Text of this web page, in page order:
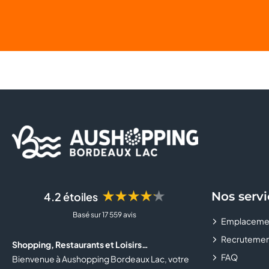
4.2 étoiles ★★★★★
Basé sur 17 559 avis
Shopping, Restaurants et Loisirs…
Bienvenue à Aushopping Bordeaux Lac, votre
Nos
FAQ